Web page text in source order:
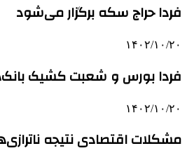
فردا حراج سکه برگزار می‌شود
۱۴۰۲/۱۰/۲۰
فردا بورس و شعبت کشیک
۱۴۰۲/۱۰/۲۰
مشکلات اقتصادی نتیجه